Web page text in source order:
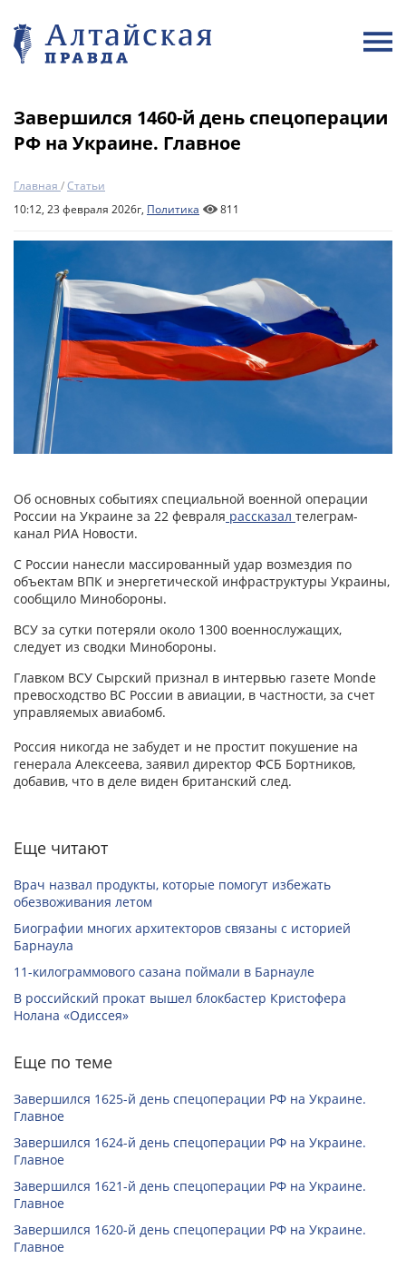
Завершился 1460-й день спецоперации
РФ на Украине. Главное
Главная /Статьи
10:12, 23 февраля 2026г, Политика 811
Об основных событиях специальной военной операции
России на Украине за 22 февраля рассказал телеграм-
канал РИА Новости.
С России нанесли массированный удар возмездия по
объектам ВПК и энергетической инфраструктуры Украины,
сообщило Минобороны.
ВСУ за сутки потеряли около 1300 военнослужащих,
следует из сводки Минобороны.
Главком ВСУ Сырский признал в интервью газете Monde
превосходство ВС России в авиации, в частности, за счет
управляемых авиабомб.
Россия никогда не забудет и не простит покушение на
генерала Алексеева, заявил директор ФСБ Бортников,
добавив, что в деле виден британский след.
Еще читают
Врач назвал продукты, которые помогут избежать
обезвоживания летом
Биографии многих архитекторов связаны с историей
Барнаула
11-килограммового сазана поймали в Барнауле
В российский прокат вышел блокбастер Кристофера
Нолана «Одиссея»
Еще по теме
Завершился 1625-й день спецоперации РФ на Украине.
Главное
Завершился 1624-й день спецоперации РФ на Украине.
Главное
Завершился 1621-й день спецоперации РФ на Украине.
Главное
Завершился 1620-й день спецоперации РФ на Украине.
Главное